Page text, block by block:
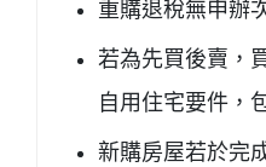
重購退稅無申辦
若為先買後賣，
自用住宅要件，
新購房屋若於完